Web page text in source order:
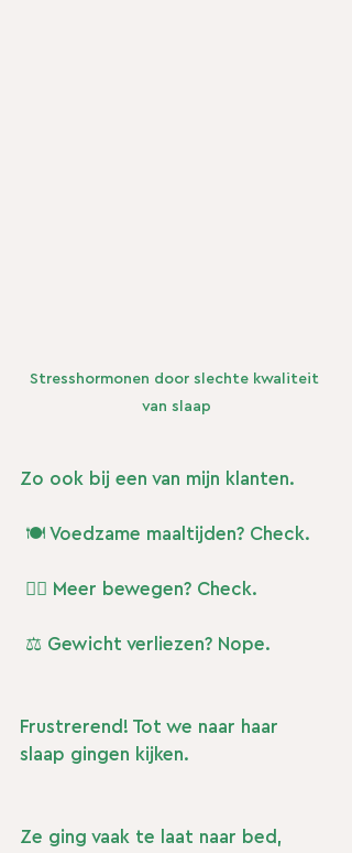
Stresshormonen door slechte kwaliteit
van slaap
Zo ook bij een van mijn klanten.
🍽️ Voedzame maaltijden? Check.
🏃‍♀️ Meer bewegen? Check.
⚖️ Gewicht verliezen? Nope.
Frustrerend! Tot we naar haar
slaap gingen kijken.
Ze ging vaak te laat naar bed,